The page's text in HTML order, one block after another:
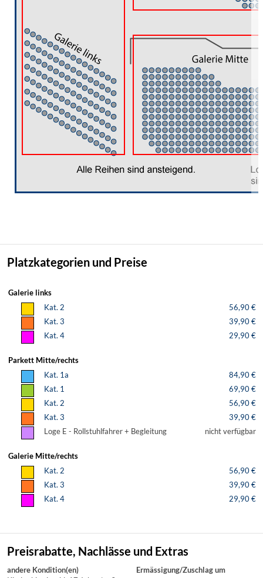
Platzkategorien und Preise
Galerie links
Kat. 2
56,90 €
Kat. 3
39,90 €
Kat. 4
29,90 €
Parkett Mitte/rechts
Kat. 1a
84,90 €
Kat. 1
69,90 €
Kat. 2
56,90 €
Kat. 3
39,90 €
Loge E - Rollstuhlfahrer + Begleitung
nicht verfügbar
Galerie Mitte/rechts
Kat. 2
56,90 €
Kat. 3
39,90 €
Kat. 4
29,90 €
Preisrabatte, Nachlässe und Extras
andere Kondition(en)
Ermässigung/Zuschlag um